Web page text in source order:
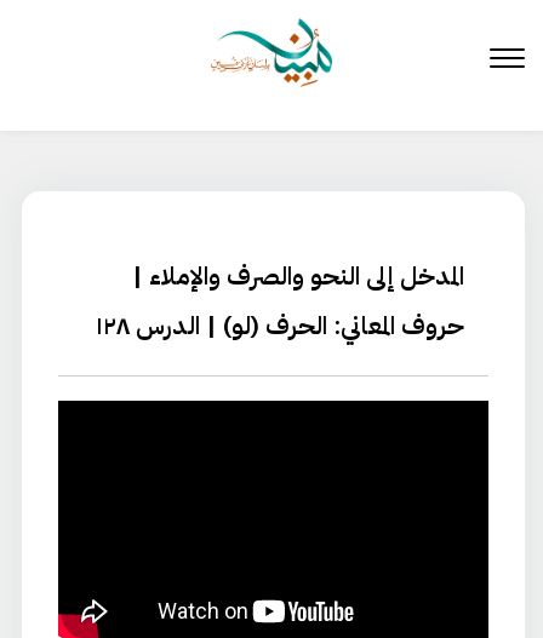
المحتوى
المدخل إلى النحو والصرف والإملاء |
حروف المعاني: الحرف (لو) | الدرس ١٢٨